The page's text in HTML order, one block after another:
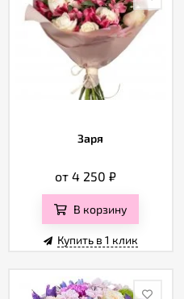
Заря
от 4 250₽
В корзину
Купить в 1 клик